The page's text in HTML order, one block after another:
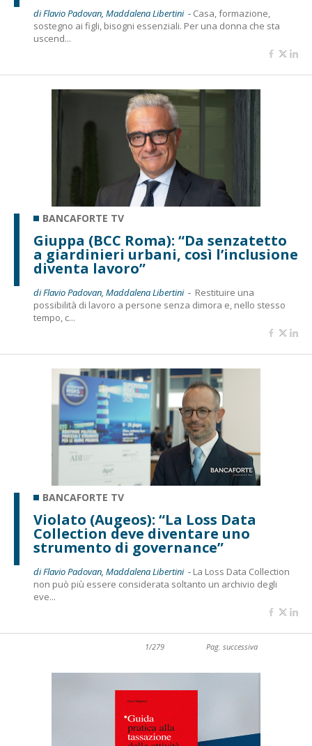
di Flavio Padovan, Maddalena Libertini - Casa, formazione,
sostegno ai figli, bisogni essenziali. Per una donna che sta
uscend...
BANCAFORTE TV
Giuppa (BCC Roma): “Da senzatetto
a giardinieri urbani, così l’inclusione
diventa lavoro”
di Flavio Padovan, Maddalena Libertini - Restituire una
possibilità di lavoro a persone senza dimora e, nello stesso
tempo, c...
BANCAFORTE TV
Violato (Augeos): “La Loss Data
Collection deve diventare uno
strumento di governance”
di Flavio Padovan, Maddalena Libertini - La Loss Data Collection
non può più essere considerata soltanto un archivio degli
eve...
1/279 Pag. successiva